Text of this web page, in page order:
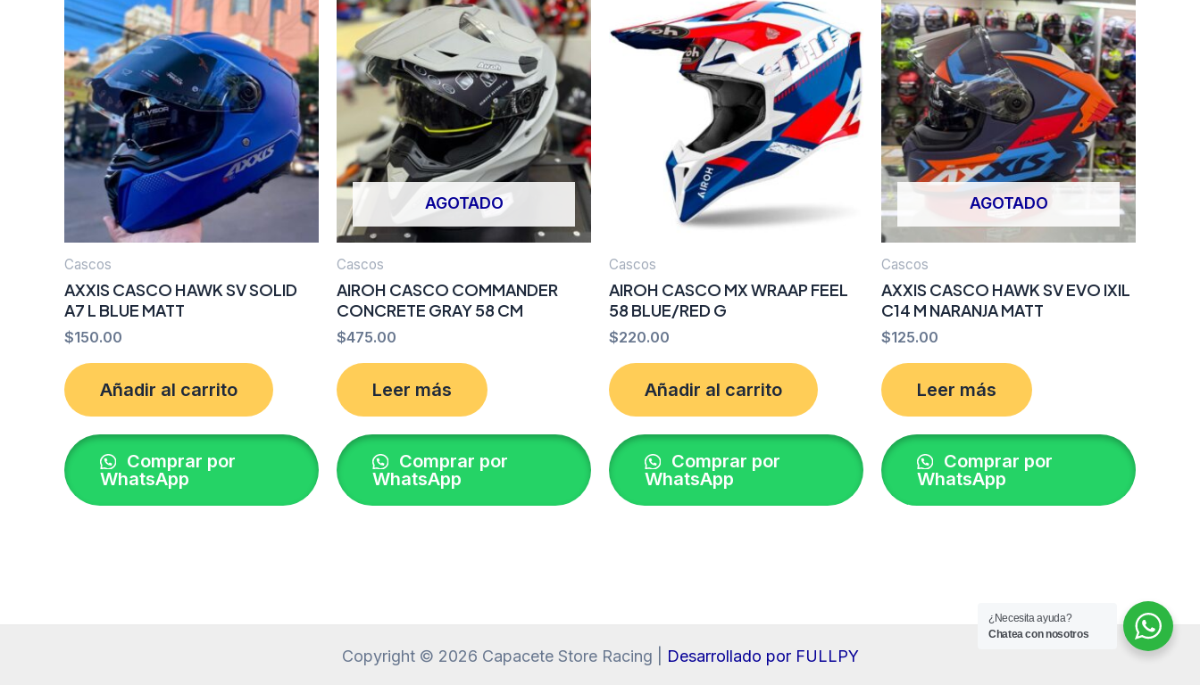
Cascos
AXXIS CASCO HAWK SV SOLID
A7 L BLUE MATT
$150.00
Añadir al carrito
Comprar por
WhatsApp
AGOTADO
Cascos
AIROH CASCO COMMANDER
CONCRETE GRAY 58 CM
$475.00
Leer más
Comprar por
WhatsApp
Cascos
AIROH CASCO MX WRAAP FEEL
58 BLUE/RED G
$220.00
Añadir al carrito
Comprar por
WhatsApp
AGOTADO
Cascos
AXXIS CASCO HAWK SV EVO IXIL
C14 M NARANJA MATT
$125.00
Leer más
Comprar por
WhatsApp
Copyright © 2026 Capacete Store Racing | Desarrollado por FULLPY
¿Necesita ayuda?
Chatea con nosotros